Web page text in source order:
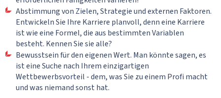
Abstimmung von Zielen, Strategie und externen Faktoren.
Entwickeln Sie Ihre Karriere planvoll, denn eine Karriere
ist wie eine Formel, die aus bestimmten Variablen
besteht. Kennen Sie sie alle?
Bewusstsein für den eigenen Wert. Man könnte sagen, es
ist eine Suche nach Ihrem einzigartigen
Wettbewerbsvorteil - dem, was Sie zu einem Profi macht
und was niemand sonst hat.